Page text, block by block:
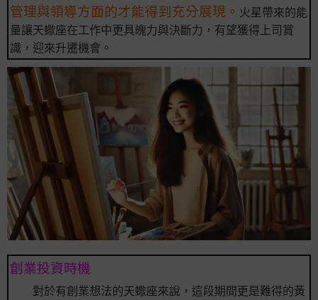
管理與領導方面的才能得到充分展現。 火星帶來的能
量讓天蠍座在工作中更具魄力與決斷力，有望獲得上司賞
識，迎來升遷機會。
創業投資時機
對於有創業想法的天蠍座來說，這段期間更是難得的黃